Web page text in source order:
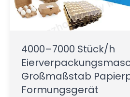
4000–7000 Stück/h
Großmaßstab
Formungsgerät